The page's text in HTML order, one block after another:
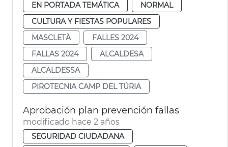
EN PORTADA TEMÁTICA
NORMAL
CULTURA Y FIESTAS POPULARES
MASCLETÀ
FALLES 2024
FALLAS 2024
ALCALDESA
ALCALDESSA
PIROTECNIA CAMP DEL TÚRIA
Aprobación plan prevención fallas
modificado hace 2 años
SEGURIDAD CIUDADANA